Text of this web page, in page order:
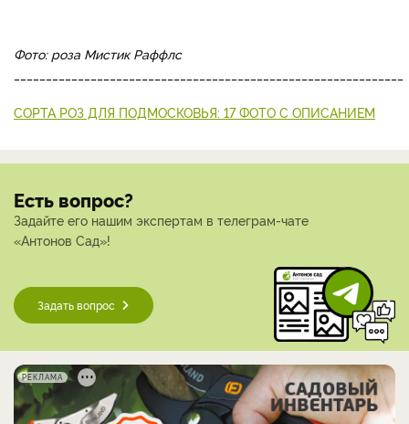
Фото: роза Мистик Раффлс
СОРТА РОЗ ДЛЯ ПОДМОСКОВЬЯ: 17 ФОТО С ОПИСАНИЕМ
Есть вопрос?
Задайте его нашим экспертам в телеграм-чате
«Антонов Сад»!
Задать вопрос
РЕКЛАМА